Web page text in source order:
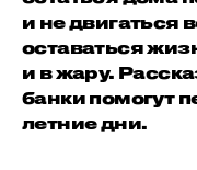
и не двигаться
оставаться
и в жару.
банки помогут
летние дни.